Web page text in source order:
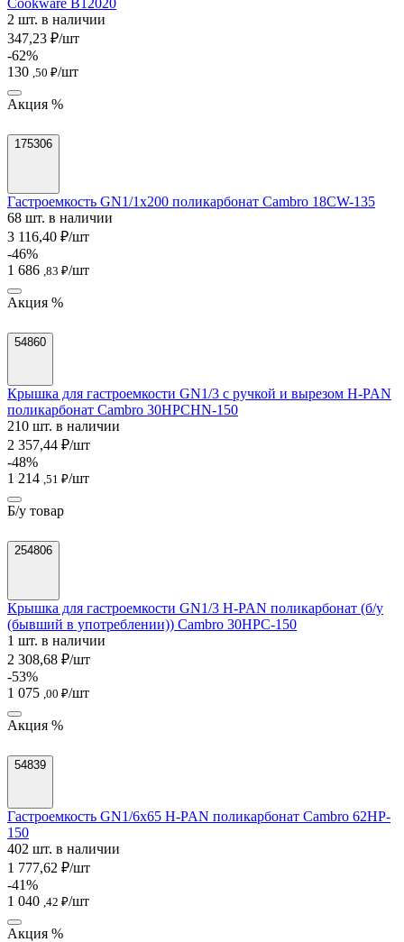
2 шт. в наличии
347,23 ₽/шт
-62%
130 ,50 ₽/шт
Акция %
175306
Гастроемкость GN1/1х200 поликарбонат Cambro 18CW-135
68 шт. в наличии
3 116,40 ₽/шт
-46%
1 686 ,83 ₽/шт
Акция %
54860
Крышка для гастроемкости GN1/3 с ручкой и вырезом H-PAN
поликарбонат Cambro 30HPCHN-150
210 шт. в наличии
2 357,44 ₽/шт
-48%
1 214 ,51 ₽/шт
Б/у товар
254806
Крышка для гастроемкости GN1/3 H-PAN поликарбонат (б/у
(бывший в употреблении)) Cambro 30HPC-150
1 шт. в наличии
2 308,68 ₽/шт
-53%
1 075 ,00 ₽/шт
Акция %
54839
Гастроемкость GN1/6х65 H-PAN поликарбонат Cambro 62HP-
150
402 шт. в наличии
1 777,62 ₽/шт
-41%
1 040 ,42 ₽/шт
Акция %